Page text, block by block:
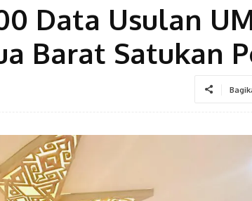
Data Usulan
Barat Satukan